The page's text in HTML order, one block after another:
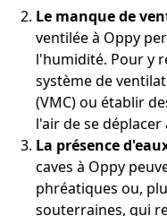
Le manque de
ventilée à Oppy
l'humidité. Pour y
système de
(VMC) ou établir
l'air de se déplacer
La présence
caves à Oppy
phréatiques ou,
souterraines, qui